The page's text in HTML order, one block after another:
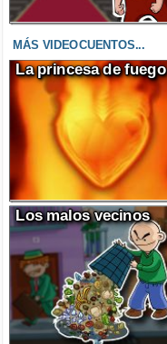
MÁS VIDEOCUENTOS...
La princesa de fuego
Los malos vecinos